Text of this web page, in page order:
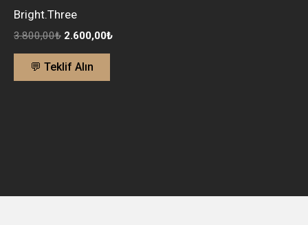
Bright.Three
3.800,00₺ 2.600,00₺
💬 Teklif Alın